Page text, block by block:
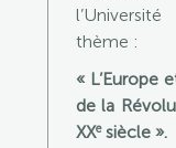
thème :
« L’Europe
de la
XXesiècle ».